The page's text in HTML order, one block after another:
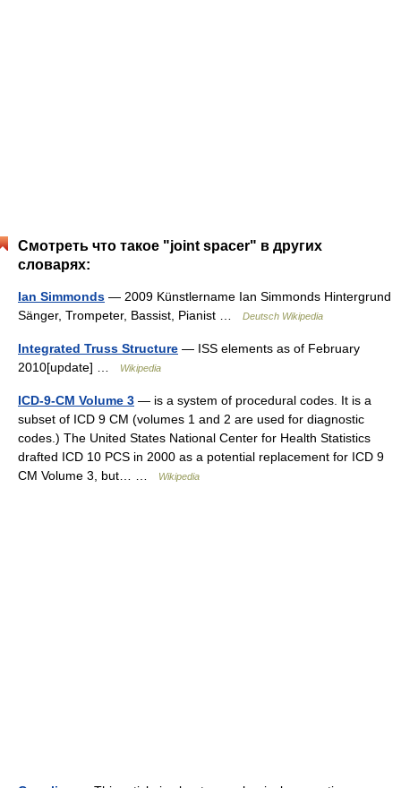
Смотреть что такое "joint spacer" в других
словарях:
Ian Simmonds — 2009 Künstlername Ian Simmonds Hintergrund
Sänger, Trompeter, Bassist, Pianist …
Deutsch Wikipedia
Integrated Truss Structure — ISS elements as of February
2010[update] …
Wikipedia
ICD-9-CM Volume 3 — is a system of procedural codes. It is a
subset of ICD 9 CM (volumes 1 and 2 are used for diagnostic
codes.) The United States National Center for Health Statistics
drafted ICD 10 PCS in 2000 as a potential replacement for ICD 9
CM Volume 3, but… …
Wikipedia